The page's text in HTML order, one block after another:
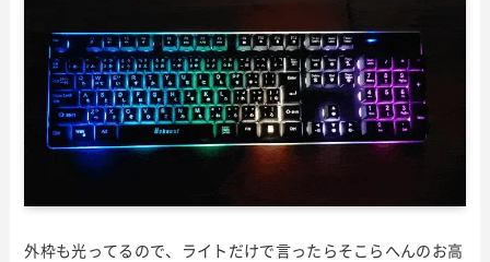
外枠も光ってるので、ライトだけで言ったらそこらへんのお高